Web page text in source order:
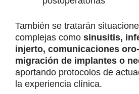
También se tratarán
complejas como sinusitis,
injerto, comunicaciones
migración de implantes o
aportando protocolos de
la experiencia clínica.